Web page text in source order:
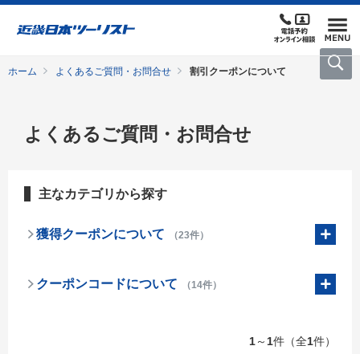
ホーム よくあるご質問・お問合せ 割引クーポンについて
よくあるご質問・お問合せ
主なカテゴリから探す
獲得クーポンについて （23件）
クーポンコードについて （14件）
1～ 1件（全1件）